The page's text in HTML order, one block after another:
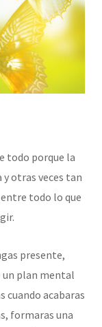
todo porque la
otras veces tan
todo lo que
presente,
un plan mental
cuando acabaras
formaras una